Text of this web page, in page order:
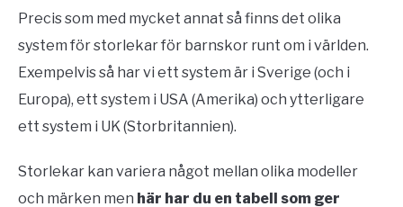
Precis som med mycket annat så finns det olika
system för storlekar för barnskor runt om i världen.
Exempelvis så har vi ett system är i Sverige (och i
Europa), ett system i USA (Amerika) och ytterligare
ett system i UK (Storbritannien).
Storlekar kan variera något mellan olika modeller
och märken men här har du en tabell som ger